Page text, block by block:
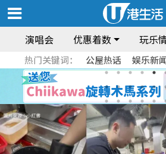
演唱会 优惠着数 玩乐
热门关键词： 公屋热话 娱乐新